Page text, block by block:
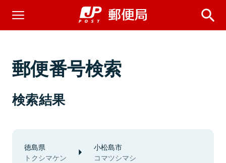
郵便番号検索
検索結果
徳島県
トクシマケン
小松島市
コマツシマシ